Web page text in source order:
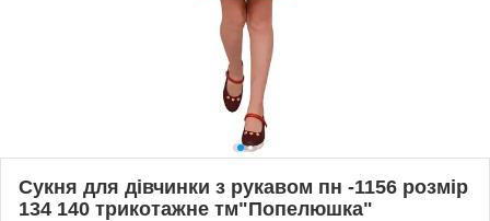
Сукня для дівчинки з рукавом пн -1156 розмір
134 140 трикотажне тм"Попелюшка"